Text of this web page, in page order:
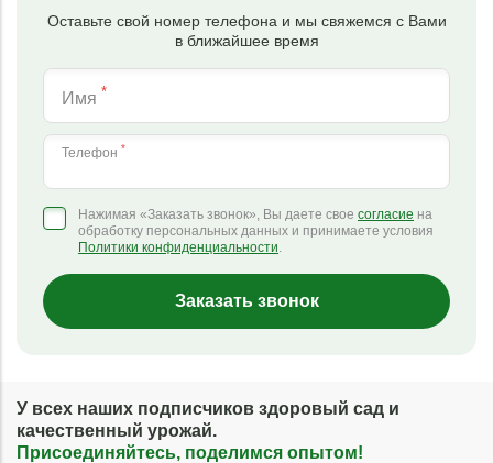
Оставьте свой номер телефона и мы свяжемся с Вами
в ближайшее время
Имя *
Телефон *
Нажимая «Заказать звонок», Вы даете свое согласие на
обработку персональных данных и принимаете условия
Политики конфиденциальности.
Заказать звонок
У всех наших подписчиков здоровый сад и
качественный урожай.
Присоединяйтесь, поделимся опытом!